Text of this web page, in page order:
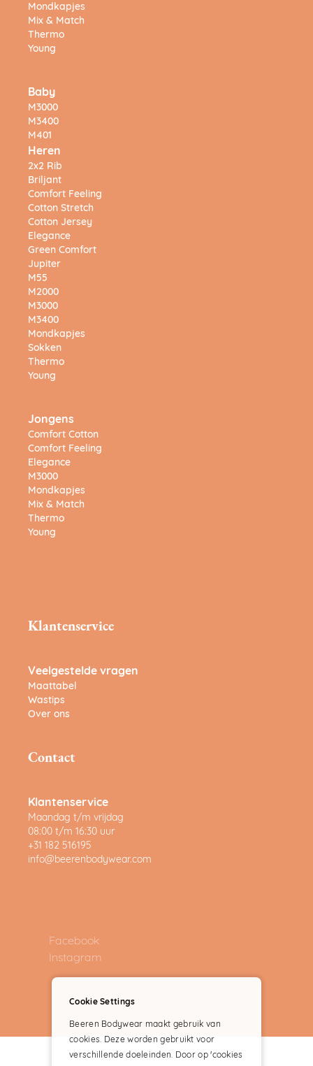
Mondkapjes
Mix & Match
Thermo
Young
Baby
M3000
M3400
M401
Heren
2x2 Rib
Briljant
Comfort Feeling
Cotton Stretch
Cotton Jersey
Elegance
Green Comfort
Jupiter
M55
M2000
M3000
M3400
Mondkapjes
Sokken
Thermo
Young
Jongens
Comfort Cotton
Comfort Feeling
Elegance
M3000
Mondkapjes
Mix & Match
Thermo
Young
Klantenservice
Veelgestelde vragen
Maattabel
Wastips
Over ons
Contact
Klantenservice
Maandag t/m vrijdag
08:00 t/m 16:30 uur
+31 182 516195
info@beerenbodywear.com
Facebook
Instagram
Cookie Settings
Beeren Bodywear maakt gebruik van
cookies. Deze worden gebruikt voor
verschillende doeleinden. Door op 'cookies